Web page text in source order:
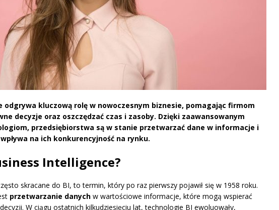
odgrywa kluczową rolę w nowoczesnym biznesie, pomagając firmom
decyzje oraz oszczędzać czas i zasoby. Dzięki zaawansowanym
przedsiębiorstwa są w stanie przetwarzać dane w informacje i
na ich konkurencyjność na rynku.
Intelligence?
skracane do BI, to termin, który po raz pierwszy pojawił się w 1958 roku.
przetwarzanie danych w wartościowe informacje, które mogą wspierać
W ciągu ostatnich kilkudziesięciu lat, technologie BI ewoluowały,